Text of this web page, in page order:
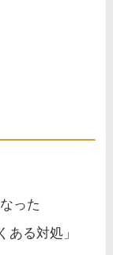
った
ある対処」